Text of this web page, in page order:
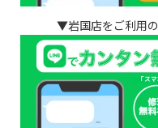
▼岩国店をご利用